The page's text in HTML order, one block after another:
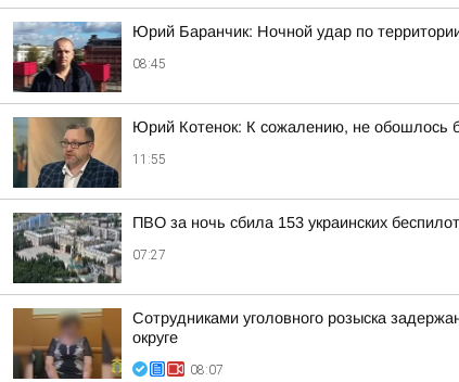
Юрий Баранчик: Ночной удар по
08:45
Юрий Котенок: К сожалению, не обошлось
11:55
ПВО за ночь сбила 153 украинских
07:27
Сотрудниками уголовного розыска
округе
08:07